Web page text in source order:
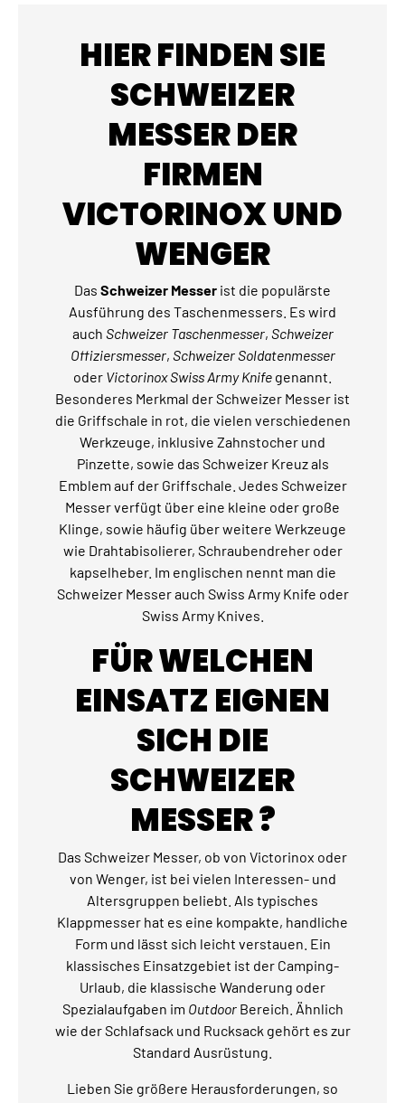
HIER FINDEN SIE
SCHWEIZER
MESSER DER
FIRMEN
VICTORINOX UND
WENGER
Das Schweizer Messer ist die populärste
Ausführung des Taschenmessers. Es wird
auch Schweizer Taschenmesser, Schweizer
Offiziersmesser, Schweizer Soldatenmesser
oder Victorinox Swiss Army Knife genannt.
Besonderes Merkmal der Schweizer Messer ist
die Griffschale in rot, die vielen verschiedenen
Werkzeuge, inklusive Zahnstocher und
Pinzette, sowie das Schweizer Kreuz als
Emblem auf der Griffschale. Jedes Schweizer
Messer verfügt über eine kleine oder große
Klinge, sowie häufig über weitere Werkzeuge
wie Drahtabisolierer, Schraubendreher oder
kapselheber. Im englischen nennt man die
Schweizer Messer auch Swiss Army Knife oder
Swiss Army Knives.
FÜR WELCHEN
EINSATZ EIGNEN
SICH DIE
SCHWEIZER
MESSER ?
Das Schweizer Messer, ob von Victorinox oder
von Wenger, ist bei vielen Interessen- und
Altersgruppen beliebt. Als typisches
Klappmesser hat es eine kompakte, handliche
Form und lässt sich leicht verstauen. Ein
klassisches Einsatzgebiet ist der Camping-
Urlaub, die klassische Wanderung oder
Spezialaufgaben im OutdoorBereich. Ähnlich
wie der Schlafsack und Rucksack gehört es zur
Standard Ausrüstung.
Lieben Sie größere Herausforderungen, so